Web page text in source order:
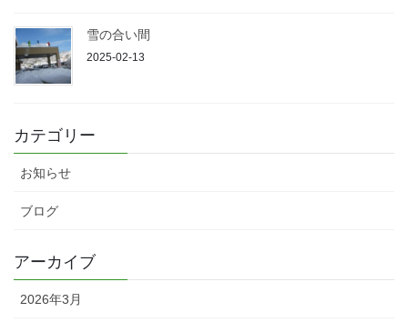
雪の合い間
2025-02-13
カテゴリー
お知らせ
ブログ
アーカイブ
2026年3月